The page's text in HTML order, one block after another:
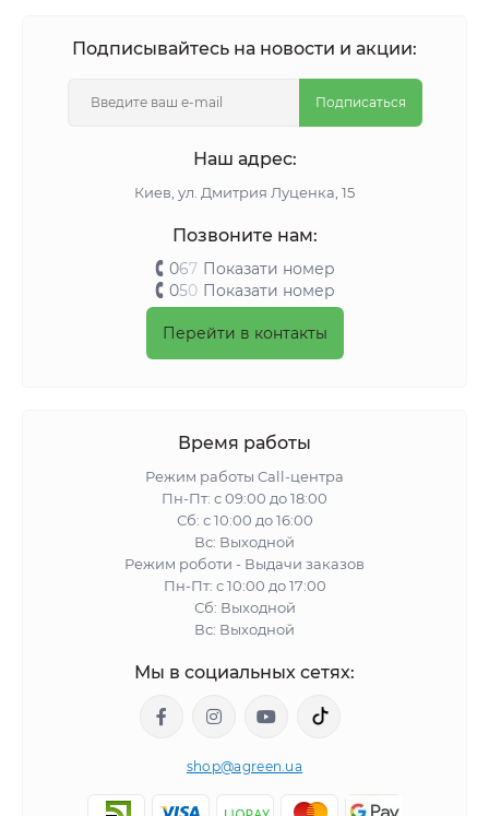
Подписывайтесь на новости и акции:
Подписаться
Наш адрес:
Киeв, ул. Дмитрия Луценка, 15
Позвоните нам:
067 Показати номер
050 Показати номер
Перейти в контакты
Время работы
Режим работы Call-центра
Пн-Пт: с 09:00 до 18:00
Сб: с 10:00 до 16:00
Вс: Выходной
Режим роботи - Выдачи заказов
Пн-Пт: с 10:00 до 17:00
Сб: Выходной
Вс: Выходной
Мы в социальных сетях:
shop@agreen.ua